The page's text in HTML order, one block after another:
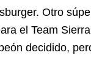
Otro
el Team
decidido,